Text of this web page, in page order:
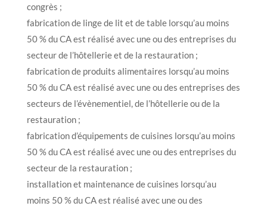
congrès ;
fabrication de linge de lit et de table lorsqu’au moins
50 % du CA est réalisé avec une ou des entreprises du
secteur de l’hôtellerie et de la restauration ;
fabrication de produits alimentaires lorsqu’au moins
50 % du CA est réalisé avec une ou des entreprises des
secteurs de l’évènementiel, de l’hôtellerie ou de la
restauration ;
fabrication d’équipements de cuisines lorsqu’au moins
50 % du CA est réalisé avec une ou des entreprises du
secteur de la restauration ;
installation et maintenance de cuisines lorsqu’au
moins 50 % du CA est réalisé avec une ou des